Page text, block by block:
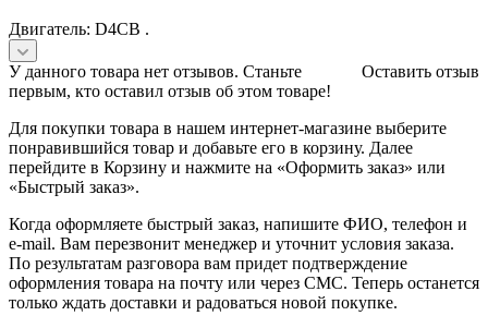
Двигатель: D4CB .
Оставить отзыв
У данного товара нет отзывов. Станьте
первым, кто оставил отзыв об этом товаре!
Для покупки товара в нашем интернет-магазине выберите
понравившийся товар и добавьте его в корзину. Далее
перейдите в Корзину и нажмите на «Оформить заказ» или
«Быстрый заказ».
Когда оформляете быстрый заказ, напишите ФИО, телефон и
e-mail. Вам перезвонит менеджер и уточнит условия заказа.
По результатам разговора вам придет подтверждение
оформления товара на почту или через СМС. Теперь останется
только ждать доставки и радоваться новой покупке.